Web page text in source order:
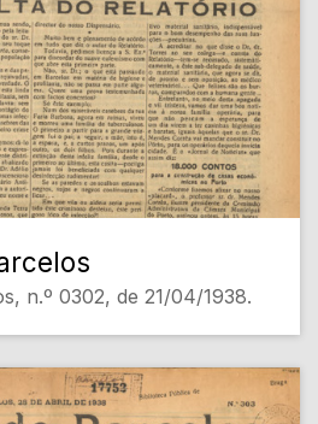
n.º 0302, de 21/04/1938.